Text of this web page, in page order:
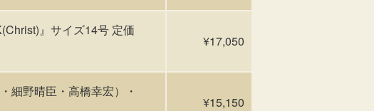
』サイズ14号 定価
¥17,050
細野晴臣・高橋幸宏）・
¥15,150